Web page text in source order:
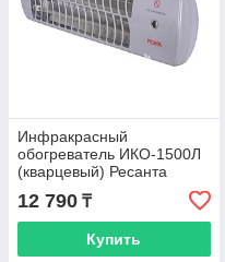
Инфракрасный
обогреватель ИКО-1500Л
(кварцевый) Ресанта
12 790 ₸
Купить